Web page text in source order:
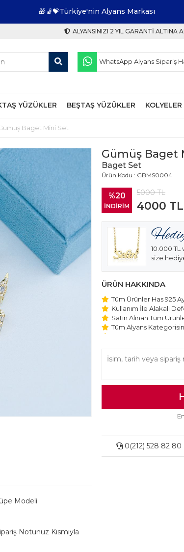
🎁🧦💝Türkiye'nin Alyans Markası
ALYANSINIZI 2 YIL GARANTI ALTINA
WhatsApp Alyans Sipariş
YÜZÜKLER BEŞTAŞ YÜZÜKLER KOLYELER
Baget Mini Set
Modeli
Notunuz Kısmıyla
Gümüş Baget
Baget Set
Ürün Kodu : GBMS0004
%20
İNDİRİM
5000TL
4000 TL
10.000
size
ÜRÜN HAKKINDA
Tüm Ürünler Has 925
Kullanım İle Alakalı
Satın Alınan Tüm
Tüm Alyans
Beştaş Tektaş Kolye
0(212) 528 82 80